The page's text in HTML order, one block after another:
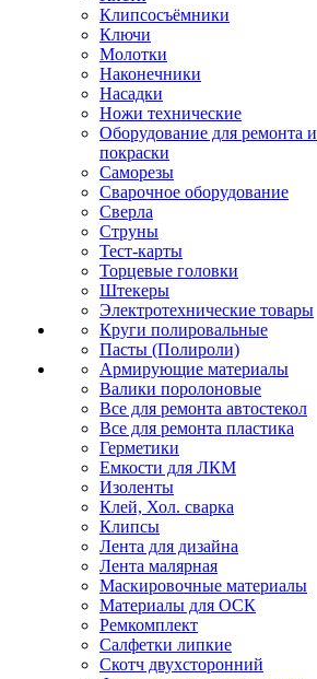
Клипсосъёмники
Ключи
Молотки
Наконечники
Насадки
Ножи технические
Оборудование для ремонта и
покраски
Саморезы
Сварочное оборудование
Сверла
Струны
Тест-карты
Торцевые головки
Штекеры
Электротехнические товары
Круги полировальные
Пасты (Полироли)
Армирующие материалы
Валики поролоновые
Все для ремонта автостекол
Все для ремонта пластика
Герметики
Емкости для ЛКМ
Изоленты
Клей, Хол. сварка
Клипсы
Лента для дизайна
Лента малярная
Маскировочные материалы
Материалы для ОСК
Ремкомплект
Салфетки липкие
Скотч двухсторонний